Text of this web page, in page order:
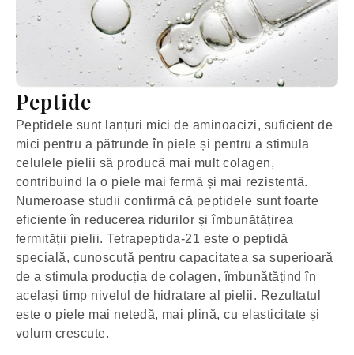
Peptide
Peptidele sunt lanțuri mici de aminoacizi, suficient de
mici pentru a pătrunde în piele și pentru a stimula
celulele pielii să producă mai mult colagen,
contribuind la o piele mai fermă și mai rezistentă.
Numeroase studii confirmă că peptidele sunt foarte
eficiente în reducerea ridurilor și îmbunătățirea
fermității pielii. Tetrapeptida-21 este o peptidă
specială, cunoscută pentru capacitatea sa superioară
de a stimula producția de colagen, îmbunătățind în
același timp nivelul de hidratare al pielii. Rezultatul
este o piele mai netedă, mai plină, cu elasticitate și
volum crescute.